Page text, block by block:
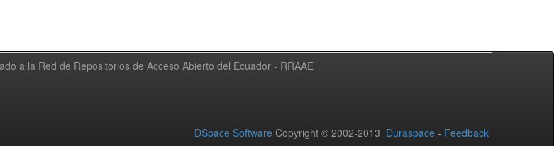
a la Red de Repositorios de Acceso Abierto del Ecuador - RRAAE
DSpace Software Copyright © 2002-2013 Duraspace - Feedback